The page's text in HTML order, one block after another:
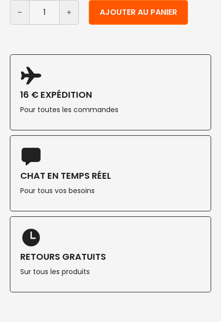
quantité de Petits sacs en papier kraft havane
AJOUTER AU PANIER
Alternative:
16 € EXPÉDITION
Pour toutes les commandes
CHAT EN TEMPS RÉEL
Pour tous vos besoins
RETOURS GRATUITS
Sur tous les produits